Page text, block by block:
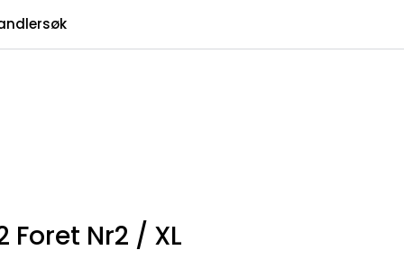
Infosenter
Foret Nr2 / XL